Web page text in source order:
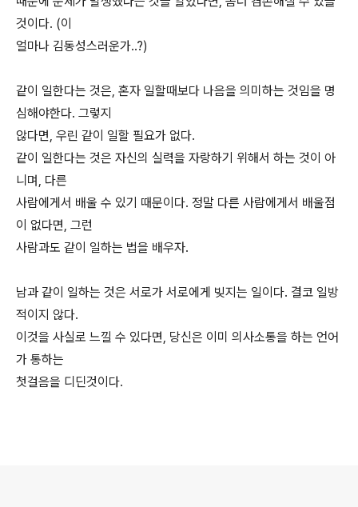
것이다. (이
얼마나 김동성스러운가..?)
같이 일한다는 것은, 혼자 일할때보다 나음을 의미하는 것임을 명
심해야한다. 그렇지
않다면, 우린 같이 일할 필요가 없다.
같이 일한다는 것은 자신의 실력을 자랑하기 위해서 하는 것이 아
니며, 다른
사람에게서 배울 수 있기 때문이다. 정말 다른 사람에게서 배울점
이 없다면, 그런
사람과도 같이 일하는 법을 배우자.
남과 같이 일하는 것은 서로가 서로에게 빚지는 일이다. 결코 일방
적이지 않다.
이것을 사실로 느낄 수 있다면, 당신은 이미 의사소통을 하는 언어
가 통하는
첫걸음을 디딘것이다.